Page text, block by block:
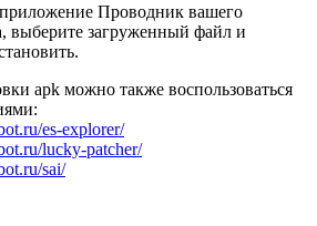
приложение Проводник вашего
выберите загруженный файл и
apk можно также воспользоваться
es-explorer/
lucky-patcher/
sai/